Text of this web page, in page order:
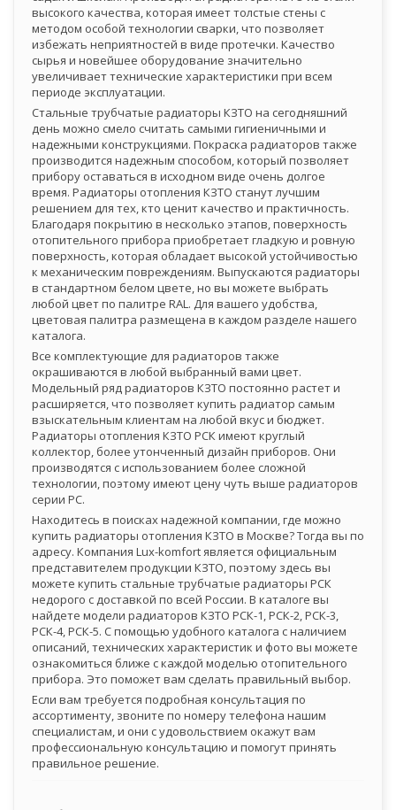
высокого качества, которая имеет толстые стены с
методом особой технологии сварки, что позволяет
избежать неприятностей в виде протечки. Качество
сырья и новейшее оборудование значительно
увеличивает технические характеристики при всем
периоде эксплуатации.
Стальные трубчатые радиаторы КЗТО на сегодняшний
день можно смело считать самыми гигиеничными и
надежными конструкциями. Покраска радиаторов также
производится надежным способом, который позволяет
прибору оставаться в исходном виде очень долгое
время. Радиаторы отопления КЗТО станут лучшим
решением для тех, кто ценит качество и практичность.
Благодаря покрытию в несколько этапов, поверхность
отопительного прибора приобретает гладкую и ровную
поверхность, которая обладает высокой устойчивостью
к механическим повреждениям. Выпускаются радиаторы
в стандартном белом цвете, но вы можете выбрать
любой цвет по палитре RAL. Для вашего удобства,
цветовая палитра размещена в каждом разделе нашего
каталога.
Все комплектующие для радиаторов также
окрашиваются в любой выбранный вами цвет.
Модельный ряд радиаторов КЗТО постоянно растет и
расширяется, что позволяет купить радиатор самым
взыскательным клиентам на любой вкус и бюджет.
Радиаторы отопления КЗТО РСК имеют круглый
коллектор, более утонченный дизайн приборов. Они
производятся с использованием более сложной
технологии, поэтому имеют цену чуть выше радиаторов
серии РС.
Находитесь в поисках надежной компании, где можно
купить радиаторы отопления КЗТО в Москве? Тогда вы по
адресу. Компания Lux-komfort является официальным
представителем продукции КЗТО, поэтому здесь вы
можете купить стальные трубчатые радиаторы РСК
недорого с доставкой по всей России. В каталоге вы
найдете модели радиаторов КЗТО РСК-1, РСК-2, РСК-3,
РСК-4, РСК-5. С помощью удобного каталога с наличием
описаний, технических характеристик и фото вы можете
ознакомиться ближе с каждой моделью отопительного
прибора. Это поможет вам сделать правильный выбор.
Если вам требуется подробная консультация по
ассортименту, звоните по номеру телефона нашим
специалистам, и они с удовольствием окажут вам
профессиональную консультацию и помогут принять
правильное решение.